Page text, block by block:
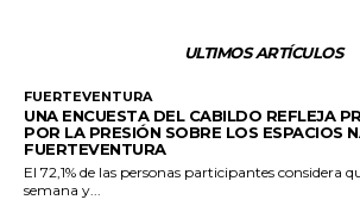
ULTIMOS ARTÍCULOS
FUERTEVENTURA
UNA ENCUESTA DEL CABILDO REFLEJA
POR LA PRESIÓN SOBRE LOS ESPACIOS
FUERTEVENTURA
El 72,1% de las personas participantes considera
semana y...